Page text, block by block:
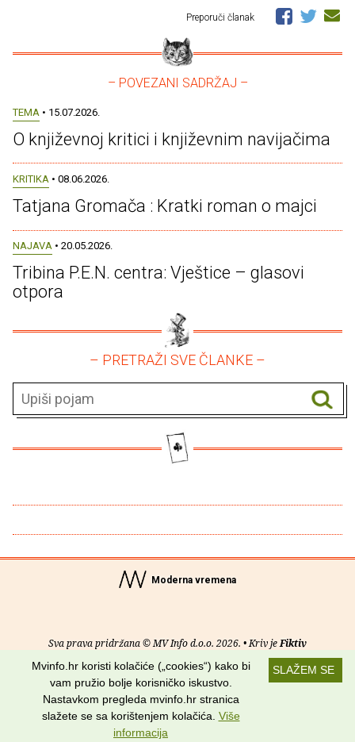
Preporuči članak
– POVEZANI SADRŽAJ –
TEMA • 15.07.2026.
O književnoj kritici i književnim navijačima
KRITIKA • 08.06.2026.
Tatjana Gromača : Kratki roman o majci
NAJAVA • 20.05.2026.
Tribina P.E.N. centra: Vještice – glasovi
otpora
– PRETRAŽI SVE ČLANKE –
Moderna vremena
Sva prava pridržana © MV Info d.o.o. 2026. • Kriv jeFiktiv
Uvjeti korištenja RSS kanali
Potraži nas na:
SLAŽEM SE
Mvinfo.hr koristi kolačiće („cookies“) kako bi
vam pružio bolje korisničko iskustvo.
Nastavkom pregleda mvinfo.hr stranica
slažete se sa korištenjem kolačića. Više
informacija